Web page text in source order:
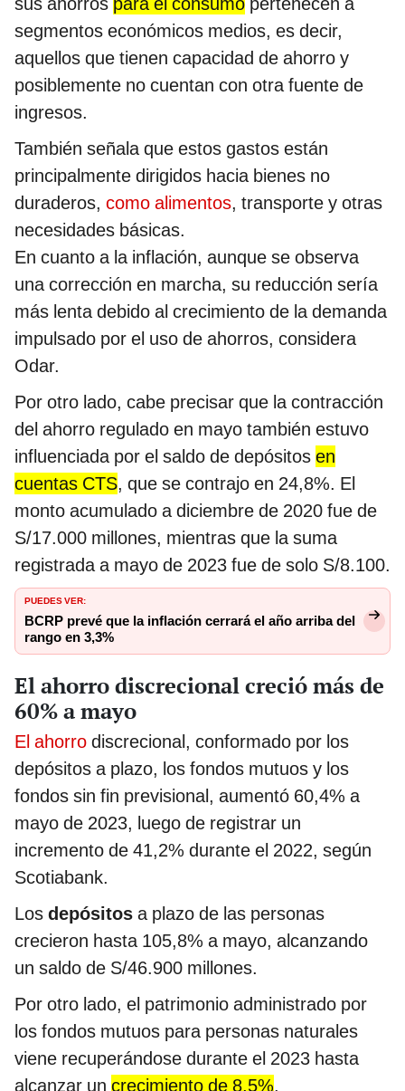
segmentos económicos medios, es decir,
aquellos que tienen capacidad de ahorro y
posiblemente no cuentan con otra fuente de
ingresos.
También señala que estos gastos están
principalmente dirigidos hacia bienes no
duraderos, como alimentos, transporte y otras
necesidades básicas.
En cuanto a la inflación, aunque se observa
una corrección en marcha, su reducción sería
más lenta debido al crecimiento de la demanda
impulsado por el uso de ahorros, considera
Odar.
Por otro lado, cabe precisar que la contracción
del ahorro regulado en mayo también estuvo
influenciada por el saldo de depósitos en
cuentas CTS, que se contrajo en 24,8%. El
monto acumulado a diciembre de 2020 fue de
S/17.000 millones, mientras que la suma
registrada a mayo de 2023 fue de solo S/8.100.
PUEDES VER:
BCRP prevé que la inflación cerrará el año arriba del
rango en 3,3%
El ahorro discrecional creció más de
60% a mayo
El ahorro discrecional, conformado por los
depósitos a plazo, los fondos mutuos y los
fondos sin fin previsional, aumentó 60,4% a
mayo de 2023, luego de registrar un
incremento de 41,2% durante el 2022, según
Scotiabank.
Los depósitos a plazo de las personas
crecieron hasta 105,8% a mayo, alcanzando
un saldo de S/46.900 millones.
Por otro lado, el patrimonio administrado por
los fondos mutuos para personas naturales
viene recuperándose durante el 2023 hasta
alcanzar un crecimiento de 8,5%.